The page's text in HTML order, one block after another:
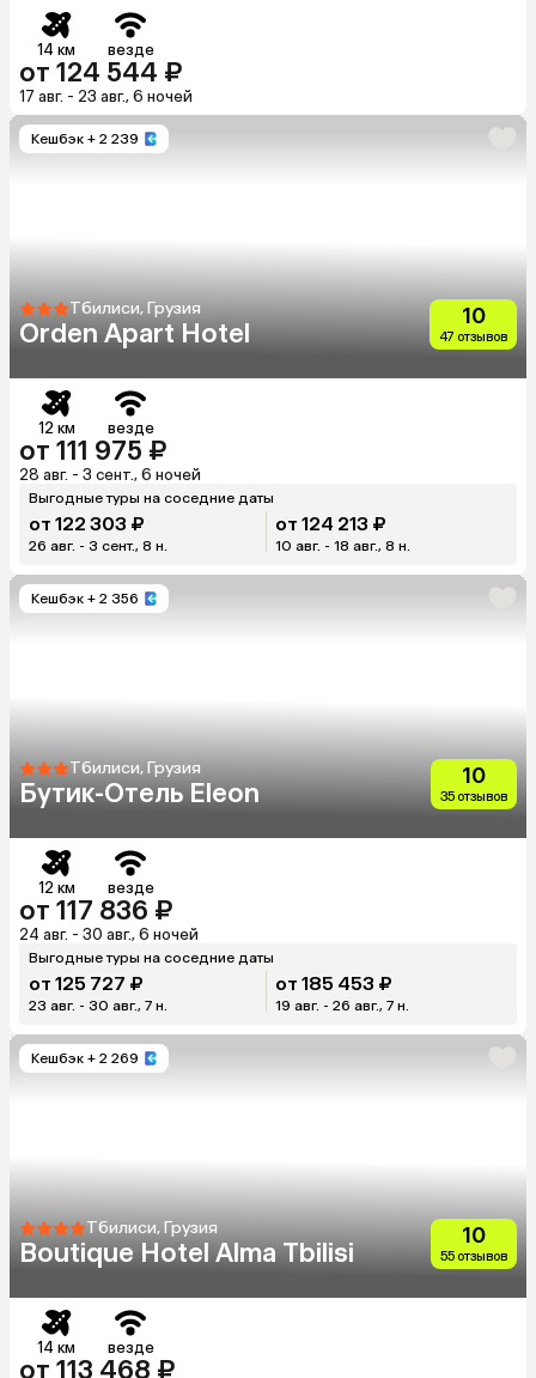
14 км везде
от 124 544 ₽
17 авг. - 23 авг., 6 ночей
Кешбэк + 2 239
Тбилиси, Грузия
Orden Apart Hotel
10
47 отзывов
12 км везде
от 111 975 ₽
28 авг. - 3 сент., 6 ночей
Выгодные туры на соседние даты
от 122 303 ₽
26 авг. - 3 сент., 8 н.
от 124 213 ₽
10 авг. - 18 авг., 8 н.
Кешбэк + 2 356
Тбилиси, Грузия
Бутик-Отель Eleon
10
35 отзывов
12 км везде
от 117 836 ₽
24 авг. - 30 авг., 6 ночей
Выгодные туры на соседние даты
от 125 727 ₽
23 авг. - 30 авг., 7 н.
от 185 453 ₽
19 авг. - 26 авг., 7 н.
Кешбэк + 2 269
Тбилиси, Грузия
Boutique Hotel Alma Tbilisi
10
55 отзывов
14 км везде
от 113 468 ₽